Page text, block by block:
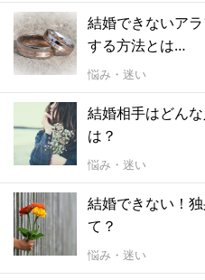
結婚できないア
する方法とは…
悩み・迷い
結婚相手はどん
は？
悩み・迷い
結婚できない！
て？
悩み・迷い